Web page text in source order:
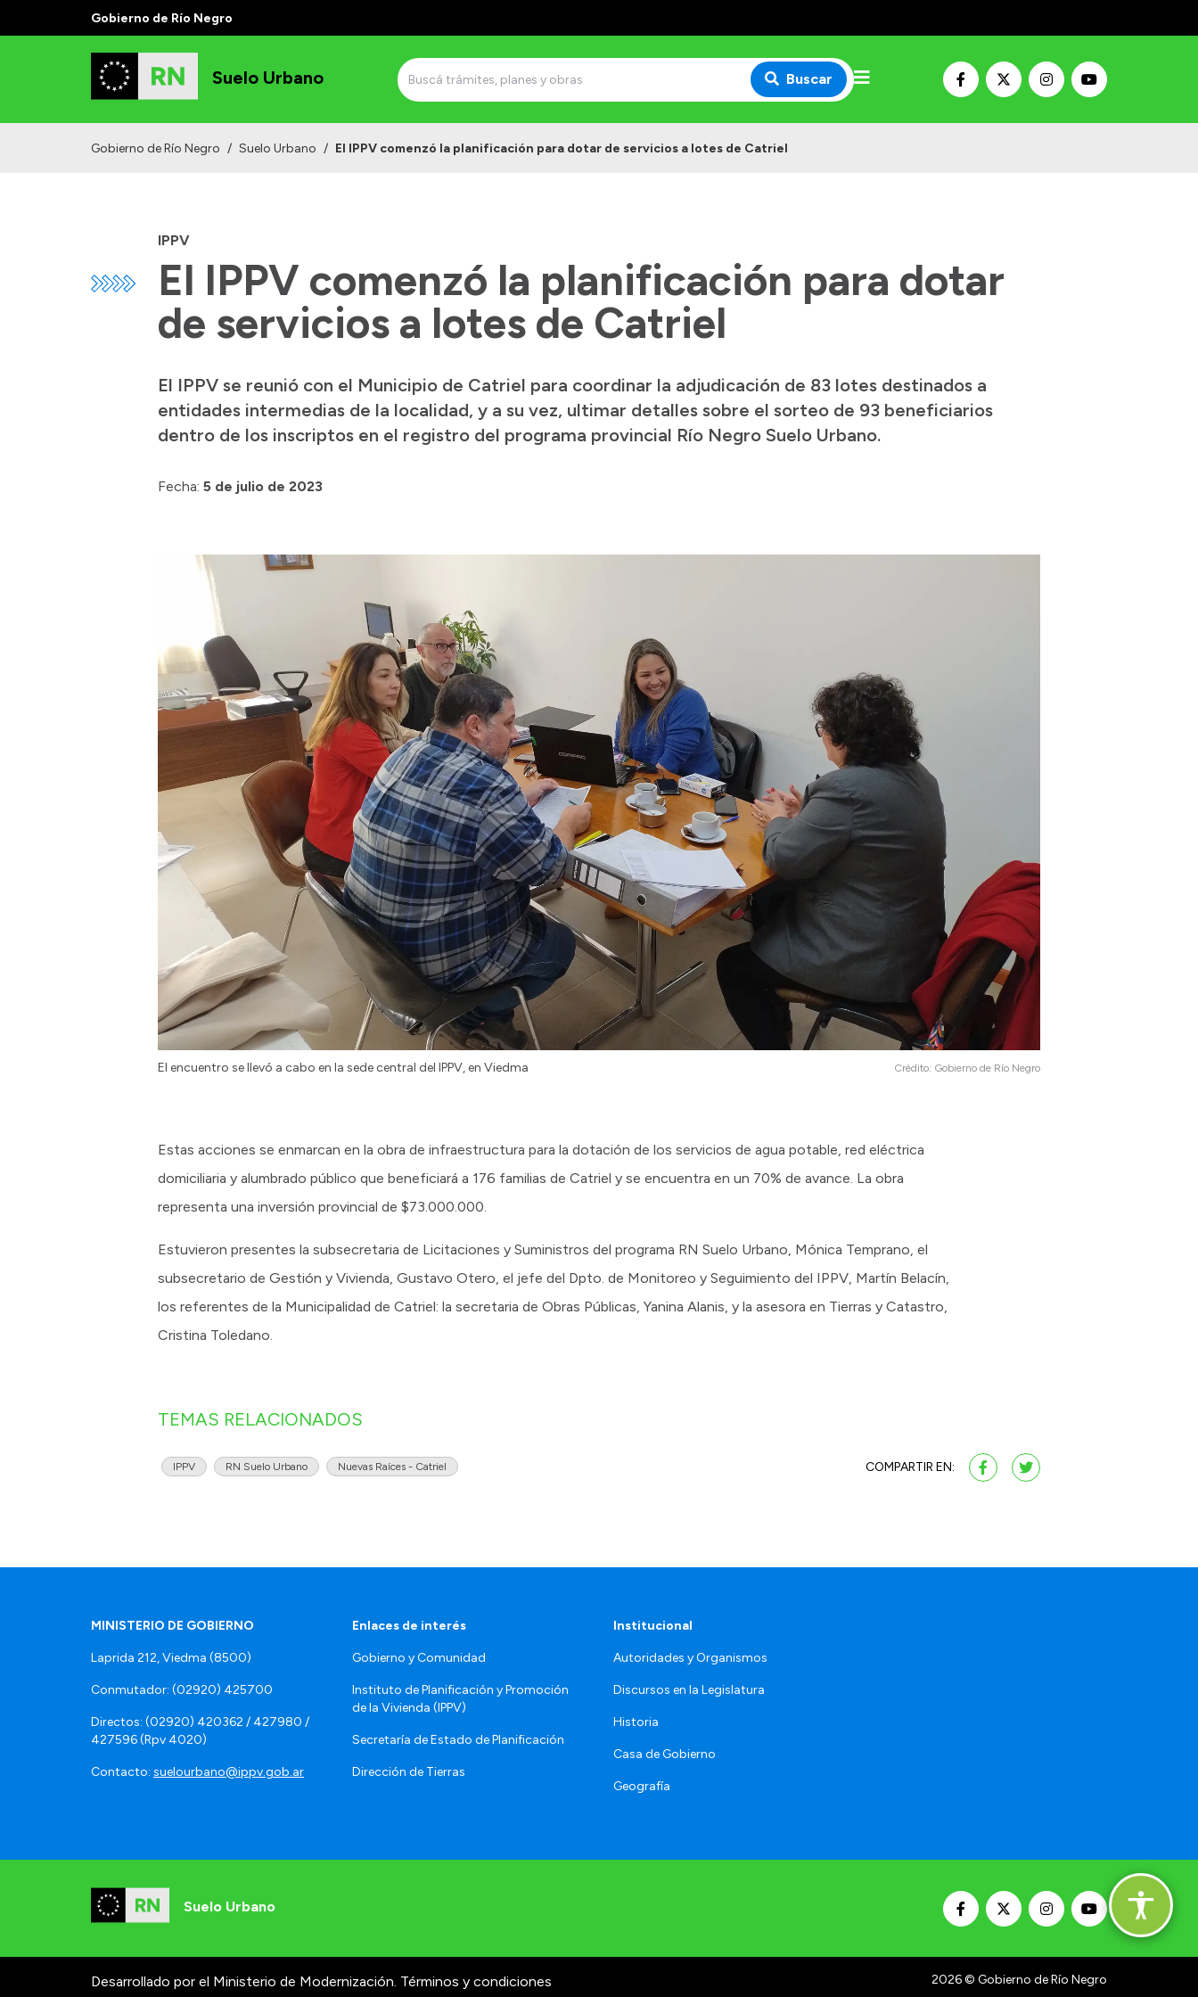
Gobierno de Río Negro
Suelo Urbano Buscar
Gobierno de Río Negro / Suelo Urbano / El IPPV comenzó la planificación para dotar de servicios a lotes de Catriel
IPPV
El IPPV comenzó la planificación para dotar
de servicios a lotes de Catriel
El IPPV se reunió con el Municipio de Catriel para coordinar la adjudicación de 83 lotes destinados a
entidades intermedias de la localidad, y a su vez, ultimar detalles sobre el sorteo de 93 beneficiarios
dentro de los inscriptos en el registro del programa provincial Río Negro Suelo Urbano.
Fecha: 5 de julio de 2023
El encuentro se llevó a cabo en la sede central del IPPV, en Viedma Crédito: Gobierno de Río Negro
Estas acciones se enmarcan en la obra de infraestructura para la dotación de los servicios de agua potable, red eléctrica
domiciliaria y alumbrado público que beneficiará a 176 familias de Catriel y se encuentra en un 70% de avance. La obra
representa una inversión provincial de $73.000.000.
Estuvieron presentes la subsecretaria de Licitaciones y Suministros del programa RN Suelo Urbano, Mónica Temprano, el
subsecretario de Gestión y Vivienda, Gustavo Otero, el jefe del Dpto. de Monitoreo y Seguimiento del IPPV, Martín Belacín,
los referentes de la Municipalidad de Catriel: la secretaria de Obras Públicas, Yanina Alanis, y la asesora en Tierras y Catastro,
Cristina Toledano.
TEMAS RELACIONADOS
IPPV RN Suelo Urbano Nuevas Raíces - Catriel COMPARTIR EN:
MINISTERIO DE GOBIERNO
Laprida 212, Viedma (8500)
Conmutador: (02920) 425700
Directos: (02920) 420362 / 427980 /
427596 (Rpv 4020)
Contacto: suelourbano@ippv.gob.ar
Enlaces de interés
Gobierno y Comunidad
Instituto de Planificación y Promoción
de la Vivienda (IPPV)
Secretaría de Estado de Planificación
Dirección de Tierras
Institucional
Autoridades y Organismos
Discursos en la Legislatura
Historia
Casa de Gobierno
Geografía
Suelo Urbano
Desarrollado por el Ministerio de Modernización. Términos y condiciones 2026© Gobierno de Río Negro